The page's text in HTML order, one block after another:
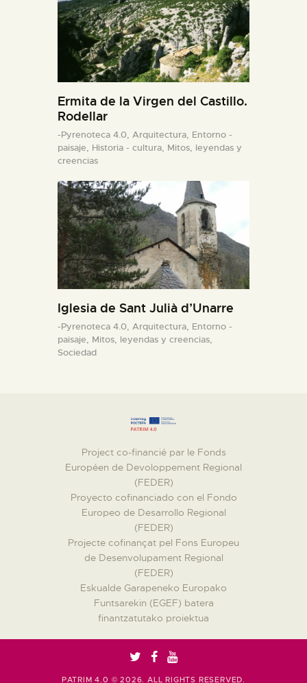
Ermita de la Virgen del Castillo.
Rodellar
-Pyrenoteca 4.0, Arquitectura, Entorno -
paisaje, Historia - cultura, Mitos, leyendas y
creencias
Iglesia de Sant Julià d’Unarre
-Pyrenoteca 4.0, Arquitectura, Entorno -
paisaje, Mitos, leyendas y creencias,
Sociedad
Project co-financié par le Fonds
Européen de Devoloppement Regional
(FEDER)
Proyecto cofinanciado con el Fondo
Europeo de Desarrollo Regional
(FEDER)
Projecte cofinançat pel Fons Europeu
de Desenvolupament Regional
(FEDER)
Eskualde Garapeneko Europako
Funtsarekin (EGEF) batera
finantzatutako proiektua
PATRIM 4.0 © 2026. ALL RIGHTS RESERVED.